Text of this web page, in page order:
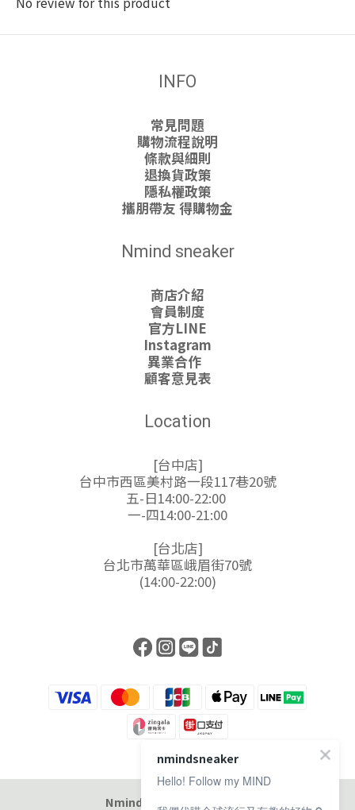
INFO
常見問題
購物流程說明
條款與細則
退換貨政策
隱私權政策
攜朋帶友 得購物金
Nmind sneaker
商店介紹
會員制度
官方LINE
Instagram
異業合作
顧客意見表
Location
[台中店]
台中市西區美村路一段117巷20號
五-日14:00-22:00
一-四14:00-21:00
[台北店]
台北市萬華區峨眉街70號
(14:00-22:00)
Nmind Sneaker 恩邁選貨店
nmindsneaker
Hello! Follow my MIND